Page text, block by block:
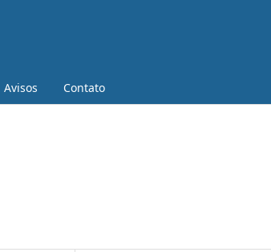
Avisos Contato